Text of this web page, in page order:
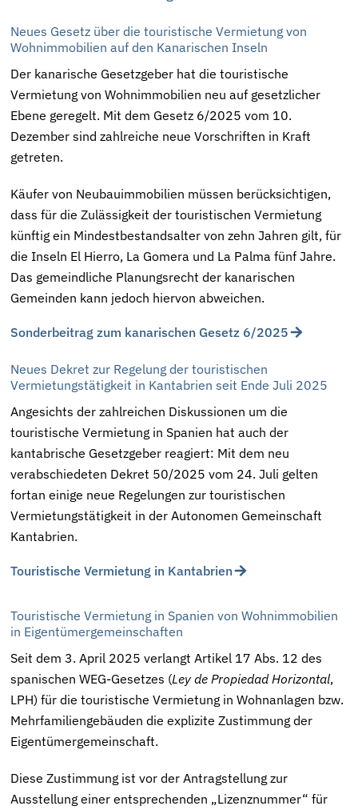
Neues Gesetz über die touristische Vermietung von
Wohnimmobilien auf den Kanarischen Inseln
Der kanarische Gesetzgeber hat die touristische
Vermietung von Wohnimmobilien neu auf gesetzlicher
Ebene geregelt. Mit dem Gesetz 6/2025 vom 10.
Dezember sind zahlreiche neue Vorschriften in Kraft
getreten.
Käufer von Neubauimmobilien müssen berücksichtigen,
dass für die Zulässigkeit der touristischen Vermietung
künftig ein Mindestbestandsalter von zehn Jahren gilt, für
die Inseln El Hierro, La Gomera und La Palma fünf Jahre.
Das gemeindliche Planungsrecht der kanarischen
Gemeinden kann jedoch hiervon abweichen.
Sonderbeitrag zum kanarischen Gesetz 6/2025
Neues Dekret zur Regelung der touristischen
Vermietungstätigkeit in Kantabrien seit Ende Juli 2025
Angesichts der zahlreichen Diskussionen um die
touristische Vermietung in Spanien hat auch der
kantabrische Gesetzgeber reagiert: Mit dem neu
verabschiedeten Dekret 50/2025 vom 24. Juli gelten
fortan einige neue Regelungen zur touristischen
Vermietungstätigkeit in der Autonomen Gemeinschaft
Kantabrien.
Touristische Vermietung in Kantabrien
Touristische Vermietung in Spanien von Wohnimmobilien
in Eigentümergemeinschaften
Seit dem 3. April 2025 verlangt Artikel 17 Abs. 12 des
spanischen WEG-Gesetzes (Ley de Propiedad Horizontal,
LPH) für die touristische Vermietung in Wohnanlagen bzw.
Mehrfamiliengebäuden die explizite Zustimmung der
Eigentümergemeinschaft.
Diese Zustimmung ist vor der Antragstellung zur
Ausstellung einer entsprechenden „Lizenznummer“ für